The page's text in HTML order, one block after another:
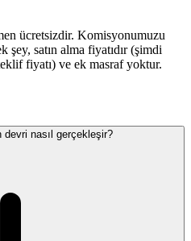
ücretsizdir. Komisyonumuzu
şey, satın alma fiyatıdır (şimdi
fiyatı) ve ek masraf yoktur.
devri nasıl gerçekleşir?